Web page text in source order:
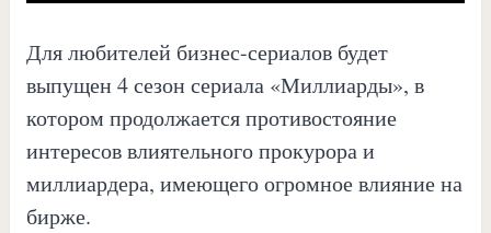
Для любителей бизнес-сериалов будет
выпущен 4 сезон сериала «Миллиарды», в
котором продолжается противостояние
интересов влиятельного прокурора и
миллиардера, имеющего огромное влияние на
бирже.